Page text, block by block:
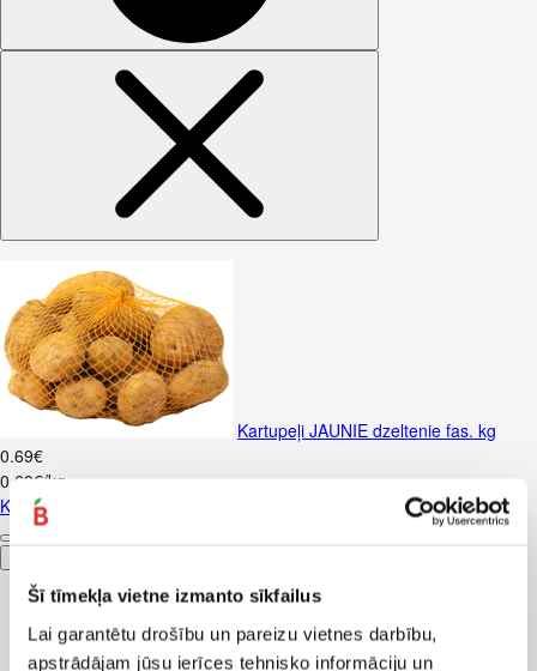
Šī tīmekļa vietne izmanto sīkfailus
Lai garantētu drošību un pareizu vietnes darbību,
apstrādājam jūsu ierīces tehnisko informāciju un
Kartupeļi JAUNIE dzeltenie fas. kg
0.69€
0,69€/kg
Kartupeļi JAUNIE dzeltenie fas. kg